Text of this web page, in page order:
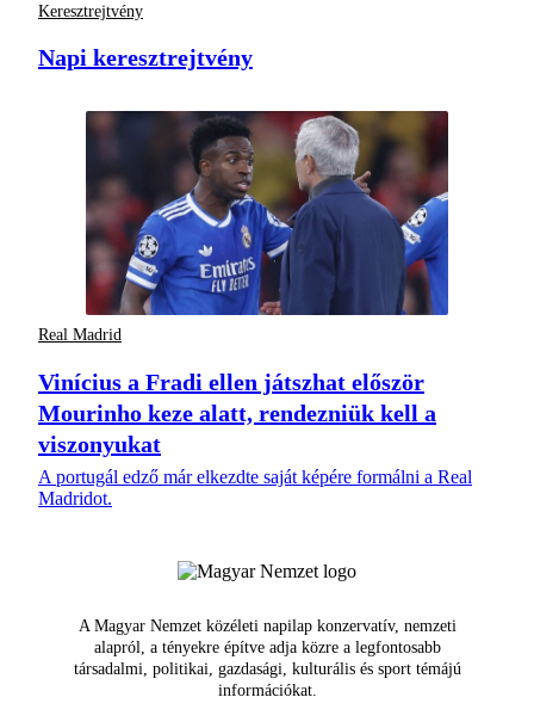
Keresztrejtvény
Napi keresztrejtvény
Real Madrid
Vinícius a Fradi ellen játszhat először
Mourinho keze alatt, rendezniük kell a
viszonyukat
A portugál edző már elkezdte saját képére formálni a Real
Madridot.
A Magyar Nemzet közéleti napilap konzervatív, nemzeti
alapról, a tényekre építve adja közre a legfontosabb
társadalmi, politikai, gazdasági, kulturális és sport témájú
információkat.